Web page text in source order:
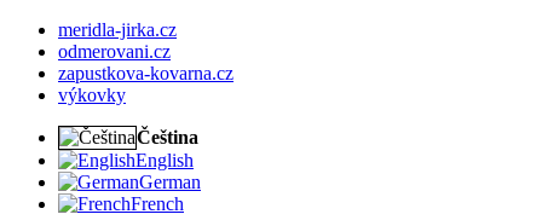
meridla-jirka.cz
odmerovani.cz
zapustkova-kovarna.cz
výkovky
Čeština
English
German
French